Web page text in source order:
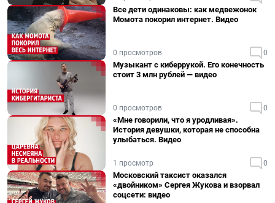
Все дети одинаковы: как медвежонок
Момота покорил интернет. Видео
0 просмотров 0
Музыкант с киберрукой. Его конечность
стоит 3 млн рублей — видео
0 просмотров 0
«Мне говорили, что я уродливая».
История девушки, которая не способна
улыбаться. Видео
1 просмотр 0
Московский таксист оказался
«двойником» Сергея Жукова и взорвал
соцсети: видео